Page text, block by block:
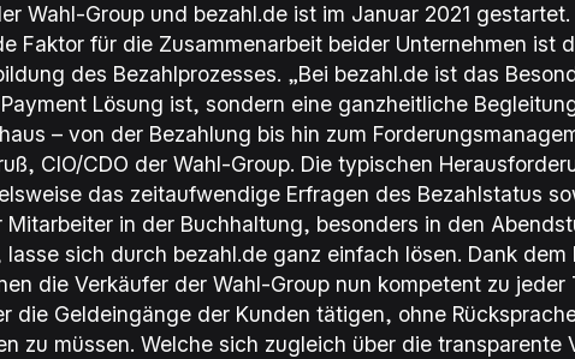
Wahl-Group und bezahl.de ist im Januar 2021 gestartet.
Faktor für die Zusammenarbeit beider Unternehmen ist
des Bezahlprozesses. „Bei bezahl.de ist das
Lösung ist, sondern eine ganzheitliche
– von der Bezahlung bis hin zum
CIO/CDO der Wahl-Group. Die typischen
das zeitaufwendige Erfragen des Bezahlstatus
Mitarbeiter in der Buchhaltung, besonders in den
lasse sich durch bezahl.de ganz einfach lösen. Dank dem
die Verkäufer der Wahl-Group nun kompetent zu jeder
die Geldeingänge der Kunden tätigen, ohne
zu müssen. Welche sich zugleich über die transparente